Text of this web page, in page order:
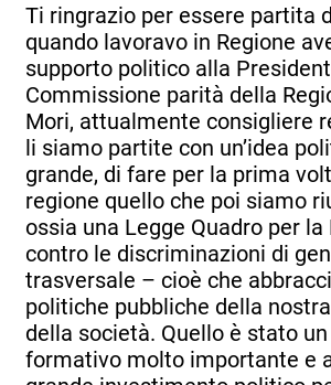
Ti ringrazio per essere partita
quando lavoravo in Regione
supporto politico alla
Commissione parità della
Mori, attualmente consigliere
li siamo partite con un’idea
grande, di fare per la prima
regione quello che poi siamo
ossia una Legge Quadro per la
contro le discriminazioni di
trasversale – cioè che
politiche pubbliche della
della società. Quello è stato
formativo molto importante e